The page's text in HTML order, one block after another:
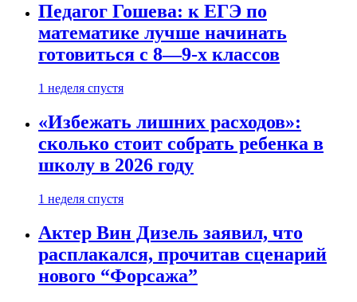
Педагог Гошева: к ЕГЭ по
математике лучше начинать
готовиться с 8—9-х классов
1 неделя спустя
«Избежать лишних расходов»:
сколько стоит собрать ребенка в
школу в 2026 году
1 неделя спустя
Актер Вин Дизель заявил, что
расплакался, прочитав сценарий
нового “Форсажа”